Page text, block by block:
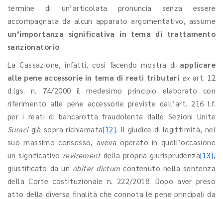
termine di un’articolata pronuncia senza essere
accompagnata da alcun apparato argomentativo, assume
un’importanza significativa in tema di trattamento
sanzionatorio.
La Cassazione, infatti, così facendo mostra di applicare
alle pene accessorie in tema di reati tributari exart. 12
d.lgs. n. 74/2000 il medesimo principio elaborato con
riferimento alle pene accessorie previste dall’art. 216 l.f.
per i reati di bancarotta fraudolenta dalle Sezioni Unite
Suracigià sopra richiamata[12]. Il giudice di legittimità, nel
suo massimo consesso, aveva operato in quell’occasione
un significativo revirementdella propria giurisprudenza[13],
giustificato da un obiter dictum contenuto nella sentenza
della Corte costituzionale n. 222/2018. Dopo aver preso
atto della diversa finalità che connota le pene principali da